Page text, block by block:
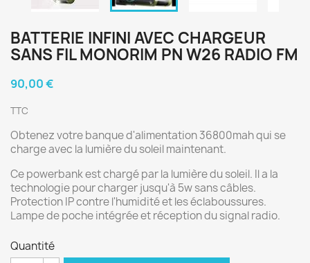
BATTERIE INFINI AVEC CHARGEUR
SANS FIL MONORIM PN W26 RADIO FM
90,00 €
TTC
Obtenez votre banque d'alimentation 36800mah qui se
charge avec la lumière du soleil maintenant.
Ce powerbank est chargé par la lumière du soleil. Il a la
technologie pour charger jusqu'à 5w sans câbles.
Protection IP contre l'humidité et les éclaboussures.
Lampe de poche intégrée et réception du signal radio.
Quantité